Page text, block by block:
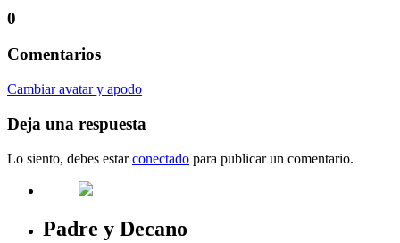
0
Comentarios
Cambiar avatar y apodo
Deja una respuesta
Lo siento, debes estarconectado para publicar un comentario.
Padre y Decano